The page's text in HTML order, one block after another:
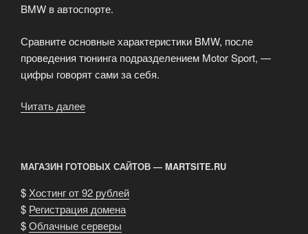
BMW в автоспорте.
Сравните основные характеристики BMW, после
проведения тюнинга подразделением Motor Sport, —
цифры говорят сами за себя.
Читать далее
МАГАЗИН ГОТОВЫХ САЙТОВ — MARTSITE.RU
$ Хостинг от 92 рублей
$ Регистрация домена
$Облачные серверы